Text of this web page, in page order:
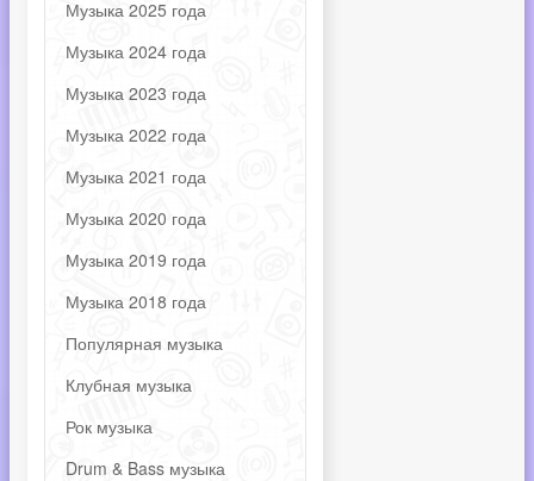
Музыка 2025 года
Музыка 2024 года
Музыка 2023 года
Музыка 2022 года
Музыка 2021 года
Музыка 2020 года
Музыка 2019 года
Музыка 2018 года
Популярная музыка
Клубная музыка
Рок музыка
Drum & Bass музыка